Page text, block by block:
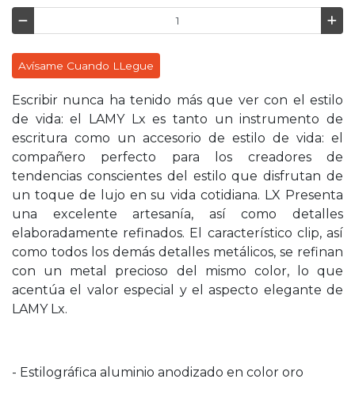
Avísame Cuando LLegue
Escribir nunca ha tenido más que ver con el estilo
de vida: el LAMY Lx es tanto un instrumento de
escritura como un accesorio de estilo de vida: el
compañero perfecto para los creadores de
tendencias conscientes del estilo que disfrutan de
un toque de lujo en su vida cotidiana. LX Presenta
una excelente artesanía, así como detalles
elaboradamente refinados. El característico clip, así
como todos los demás detalles metálicos, se refinan
con un metal precioso del mismo color, lo que
acentúa el valor especial y el aspecto elegante de
LAMY Lx.
- Estilográfica aluminio anodizado en color oro